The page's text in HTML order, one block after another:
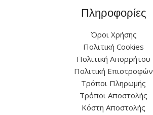
Πληροφορίες
Όροι Χρήσης
Πολιτική Cookies
Πολιτική Απορρήτου
Πολιτική Επιστροφών
Τρόποι Πληρωμής
Τρόποι Αποστολής
Κόστη Αποστολής